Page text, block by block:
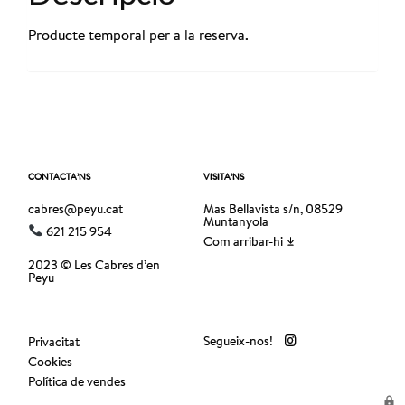
Producte temporal per a la reserva.
CONTACTA’NS
cabres@peyu.cat
621 215 954
2023 © Les Cabres d’en
Peyu
VISITA’NS
Mas Bellavista s/n, 08529
Muntanyola
Com arribar-hi
Privacitat
Cookies
Política de vendes
Segueix-nos!
lock